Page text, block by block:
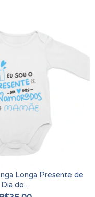
Longa Presente de
Dia do...